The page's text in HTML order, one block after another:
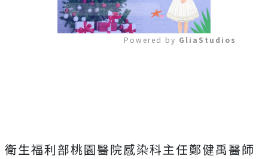
Powered by GliaStudios
衛生福利部桃園醫院感染科主任鄭健禹醫師